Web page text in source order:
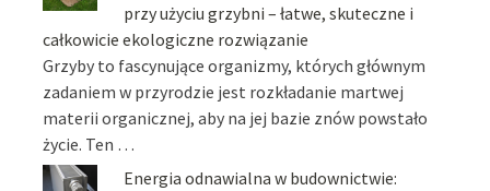
przy użyciu grzybni – łatwe, skuteczne i
całkowicie ekologiczne rozwiązanie
Grzyby to fascynujące organizmy, których głównym
zadaniem w przyrodzie jest rozkładanie martwej
materii organicznej, aby na jej bazie znów powstało
życie. Ten …
Energia odnawialna w budownictwie: